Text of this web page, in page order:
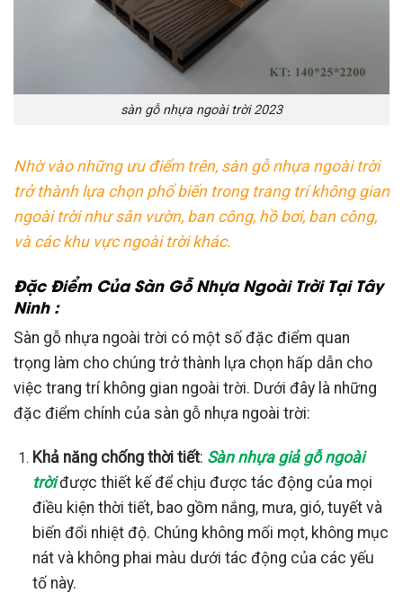
sàn gỗ nhựa ngoài trời 2023
Nhờ vào những ưu điểm trên, sàn gỗ nhựa ngoài trời
trở thành lựa chọn phổ biến trong trang trí không gian
ngoài trời như sân vườn, ban công, hồ bơi, ban công,
và các khu vực ngoài trời khác.
Đặc Điểm Của Sàn Gỗ Nhựa Ngoài Trời Tại Tây
Ninh :
Sàn gỗ nhựa ngoài trời có một số đặc điểm quan
trọng làm cho chúng trở thành lựa chọn hấp dẫn cho
việc trang trí không gian ngoài trời. Dưới đây là những
đặc điểm chính của sàn gỗ nhựa ngoài trời:
Khả năng chống thời tiết: Sàn nhựa giả gỗ ngoài
trời được thiết kế để chịu được tác động của mọi
điều kiện thời tiết, bao gồm nắng, mưa, gió, tuyết và
biến đổi nhiệt độ. Chúng không mối mọt, không mục
nát và không phai màu dưới tác động của các yếu
tố này.